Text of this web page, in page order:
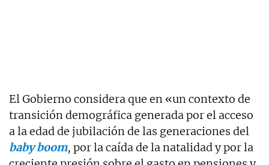
El Gobierno considera que en «un contexto de
transición demográfica generada por el acceso
a la edad de jubilación de las generaciones del
baby boom, por la caída de la natalidad y por la